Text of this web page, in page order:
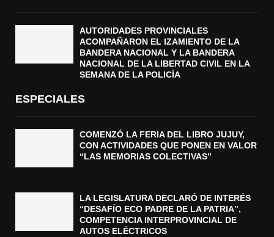
AUTORIDADES PROVINCIALES
ACOMPAÑARON EL IZAMIENTO DE LA
BANDERA NACIONAL Y LA BANDERA
NACIONAL DE LA LIBERTAD CIVIL EN LA
SEMANA DE LA POLICÍA
ESPECIALES
COMENZÓ LA FERIA DEL LIBRO JUJUY,
CON ACTIVIDADES QUE PONEN EN VALOR
“LAS MEMORIAS COLECTIVAS”
LA LEGISLATURA DECLARÓ DE INTERÉS
“DESAFÍO ECO PADRE DE LA PATRIA”,
COMPETENCIA INTERPROVINCIAL DE
AUTOS ELÉCTRICOS